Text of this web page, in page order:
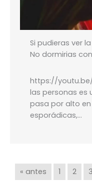
Si pudieras ver
No dormirias
https://youtu.be/
las personas es
pasa por alto en
esporádicas,…
« antes 1 2 3